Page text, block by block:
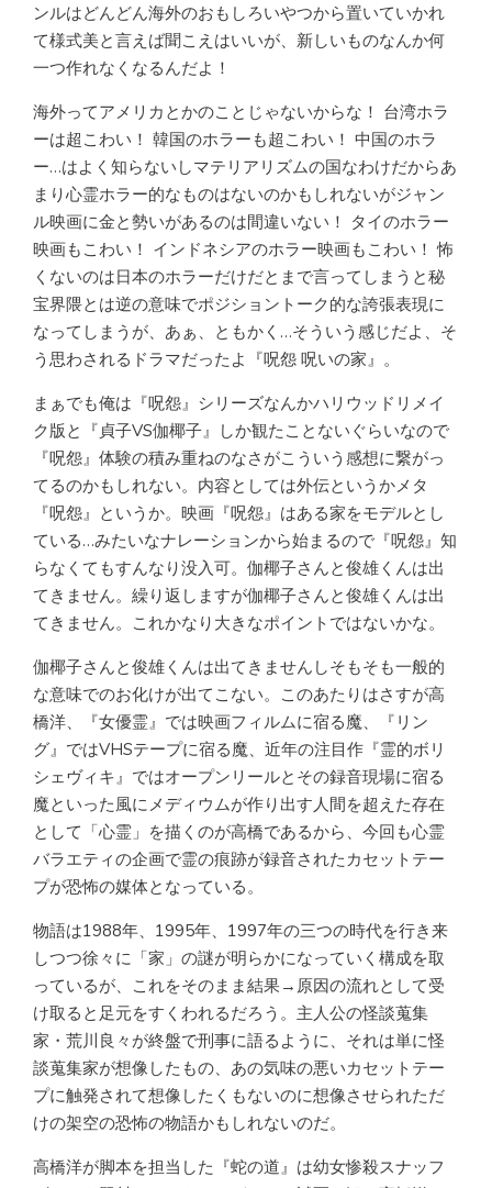
ンルはどんどん海外のおもしろいやつから置いていかれ
て様式美と言えば聞こえはいいが、新しいものなんか何
一つ作れなくなるんだよ！
海外ってアメリカとかのことじゃないからな！ 台湾ホラ
ーは超こわい！ 韓国のホラーも超こわい！ 中国のホラ
ー…はよく知らないしマテリアリズムの国なわけだからあ
まり心霊ホラー的なものはないのかもしれないがジャン
ル映画に金と勢いがあるのは間違いない！ タイのホラー
映画もこわい！ インドネシアのホラー映画もこわい！ 怖
くないのは日本のホラーだけだとまで言ってしまうと秘
宝界隈とは逆の意味でポジショントーク的な誇張表現に
なってしまうが、あぁ、ともかく…そういう感じだよ、そ
う思わされるドラマだったよ『呪怨 呪いの家』。
まぁでも俺は『呪怨』シリーズなんかハリウッドリメイ
ク版と『貞子VS伽椰子』しか観たことないぐらいなので
『呪怨』体験の積み重ねのなさがこういう感想に繋がっ
てるのかもしれない。内容としては外伝というかメタ
『呪怨』というか。映画『呪怨』はある家をモデルとし
ている…みたいなナレーションから始まるので『呪怨』知
らなくてもすんなり没入可。伽椰子さんと俊雄くんは出
てきません。繰り返しますが伽椰子さんと俊雄くんは出
てきません。これかなり大きなポイントではないかな。
伽椰子さんと俊雄くんは出てきませんしそもそも一般的
な意味でのお化けが出てこない。このあたりはさすが高
橋洋、『女優霊』では映画フィルムに宿る魔、『リン
グ』ではVHSテープに宿る魔、近年の注目作『霊的ボリ
シェヴィキ』ではオープンリールとその録音現場に宿る
魔といった風にメディウムが作り出す人間を超えた存在
として「心霊」を描くのが高橋であるから、今回も心霊
バラエティの企画で霊の痕跡が録音されたカセットテー
プが恐怖の媒体となっている。
物語は1988年、1995年、1997年の三つの時代を行き来
しつつ徐々に「家」の謎が明らかになっていく構成を取
っているが、これをそのまま結果→原因の流れとして受
け取ると足元をすくわれるだろう。主人公の怪談蒐集
家・荒川良々が終盤で刑事に語るように、それは単に怪
談蒐集家が想像したもの、あの気味の悪いカセットテー
プに触発されて想像したくもないのに想像させられただ
けの架空の恐怖の物語かもしれないのだ。
高橋洋が脚本を担当した『蛇の道』は幼女惨殺スナッフ